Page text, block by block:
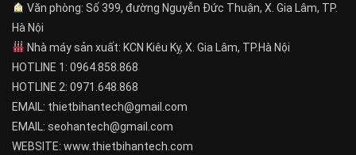
Văn phòng: Số 399, đường Nguyễn Đức Thuận, X. Gia Lâm, TP.
Hà Nội
Nhà máy sản xuất: KCN Kiêu Kỵ, X. Gia Lâm, TP.Hà Nội
HOTLINE 1: 0964.858.868
HOTLINE 2: 0971.648.868
EMAIL: thietbihantech@gmail.com
EMAIL: seohantech@gmail.com
WEBSITE: www.thietbihantech.com